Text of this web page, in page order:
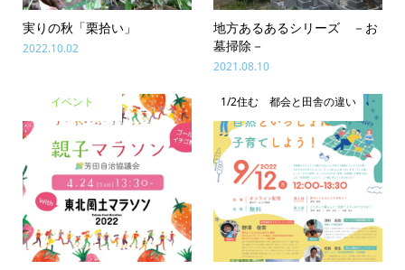
実りの秋「栗拾い」
2022.10.02
地方あるあるシリーズ －お
墓掃除－
2021.08.10
イベント 1/2住む 都会と田舎の違い